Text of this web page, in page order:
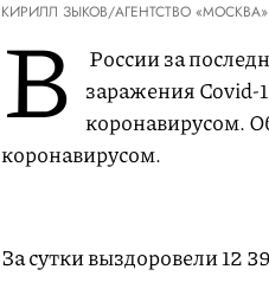
КИРИЛЛ ЗЫКОВ/АГЕНТСТВО «МОСКВА»
В
России за
заражения Covid-
коронавирусом.
коронавирусом.
За сутки выздоровели 12